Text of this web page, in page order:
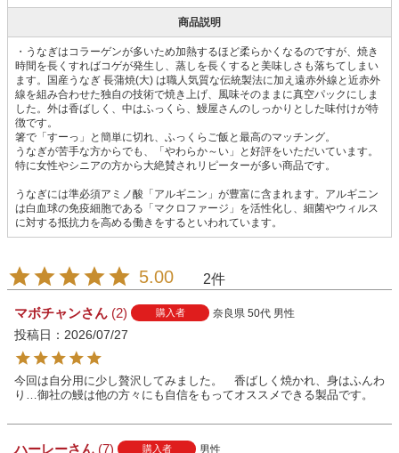
商品説明
・うなぎはコラーゲンが多いため加熱するほど柔らかくなるのですが、焼き
時間を長くすればコゲが発生し、蒸しを長くすると美味しさも落ちてしまい
ます。国産うなぎ 長蒲焼(大) は職人気質な伝統製法に加え遠赤外線と近赤外
線を組み合わせた独自の技術で焼き上げ、風味そのままに真空パックにしま
した。外は香ばしく、中はふっくら、鰻屋さんのしっかりとした味付けが特
徴です。
箸で「すーっ」と簡単に切れ、ふっくらご飯と最高のマッチング。
うなぎが苦手な方からでも、「やわらか～い」と好評をいただいています。
特に女性やシニアの方から大絶賛されリピーターが多い商品です。
うなぎには準必須アミノ酸「アルギニン」が豊富に含まれます。アルギニン
は白血球の免疫細胞である「マクロファージ」を活性化し、細菌やウィルス
に対する抵抗力を高める働きをするといわれています。
5.00 2
マボチャン 2 購入者 奈良県 50代 男性
投稿日 2026/07/27
今回は自分用に少し贅沢してみました。　香ばしく焼かれ、身はふんわ
り…御社の鰻は他の方々にも自信をもってオススメできる製品です。
ハーレー 7 購入者 男性